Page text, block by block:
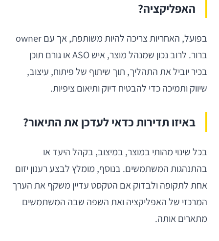
האפליקציה?
בפועל, האחריות צריכה להיות משותפת, אך עם owner
ברור. לרוב נכון שמנהל מוצר, איש ASO או גורם תוכן
בכיר יוביל את התהליך, תוך שיתוף של פיתוח, עיצוב,
שיווק ותמיכה כדי להבטיח דיוק ותיאום ציפיות.
באיזו תדירות כדאי לעדכן את התיאור?
בכל שינוי מהותי במוצר, במיצוב, בקהל היעד או
בהתנהגות המשתמשים. בנוסף, מומלץ לבצע רענון יזום
אחת לתקופה ולבדוק אם הטקסט עדיין משקף את הערך
המרכזי של האפליקציה ואת השפה שבה המשתמשים
מתארים אותה.